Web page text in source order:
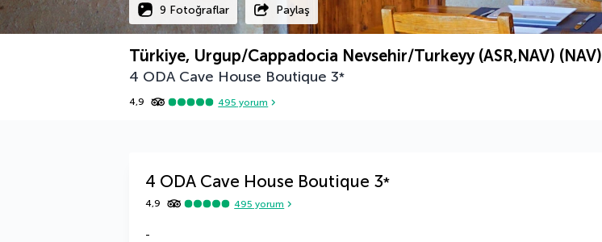
9 Fotoğraflar Paylaş
Türkiye, Urgup/Cappadocia Nevsehir/Turkeyy (ASR,NAV) (NAV)
4 ODA Cave House Boutique 3*
4,9 495 yorum
4 ODA Cave House Boutique 3*
4,9 495 yorum
-